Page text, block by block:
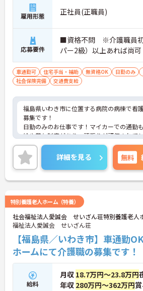
雇用形態 正社員(正職員)
応募要件
■資格不問 ※介護職員初
パー2級）以上あれば尚可
車通勤可 住宅手当・補助 無資格OK 日勤のみ
社会保険完備
交通費支給
福島県いわき市に位置する病院の病棟で看
募集です！
日勤のみのお仕事です！マイカーでの通勤
給や賞与制度があり、頑張りが評価されて
と還元されます。さらに住宅手当などの各
あるのは嬉しいポイントです◎フォロー体制
り、経験に関わらず安心してスタートでき
こちらの求人にご興味がございましたら面
ントもお伝えしますので是非ご応募お待ち
詳細を見る 無料
特別養護老人ホーム（特養）
社会福祉法人愛誠会 せいざん荘特別養護老人
福祉法人愛誠会 せいざん荘
【福島県／いわき市】車通勤
ホームにて介護職の募集です！
給料
月収 18.7万円～23.8万円
年収 280万円～362万円